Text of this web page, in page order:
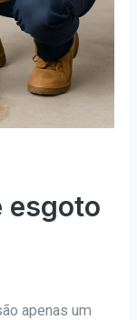
esgoto
apenas um